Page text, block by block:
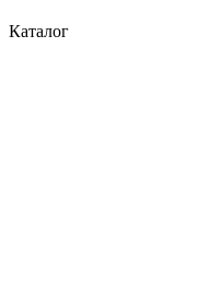
Каталог